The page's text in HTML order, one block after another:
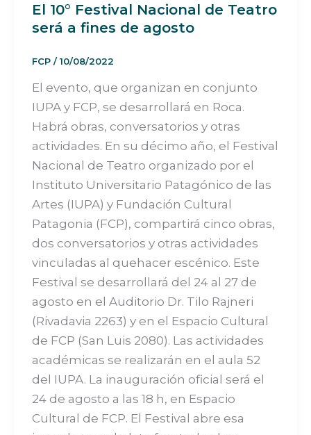
El 10° Festival Nacional de Teatro
será a fines de agosto
FCP /10/08/2022
El evento, que organizan en conjunto
IUPA y FCP, se desarrollará en Roca.
Habrá obras, conversatorios y otras
actividades. En su décimo año, el Festival
Nacional de Teatro organizado por el
Instituto Universitario Patagónico de las
Artes (IUPA) y Fundación Cultural
Patagonia (FCP), compartirá cinco obras,
dos conversatorios y otras actividades
vinculadas al quehacer escénico. Este
Festival se desarrollará del 24 al 27 de
agosto en el Auditorio Dr. Tilo Rajneri
(Rivadavia 2263) y en el Espacio Cultural
de FCP (San Luis 2080). Las actividades
académicas se realizarán en el aula 52
del IUPA. La inauguración oficial será el
24 de agosto a las 18 h, en Espacio
Cultural de FCP. El Festival abre esa